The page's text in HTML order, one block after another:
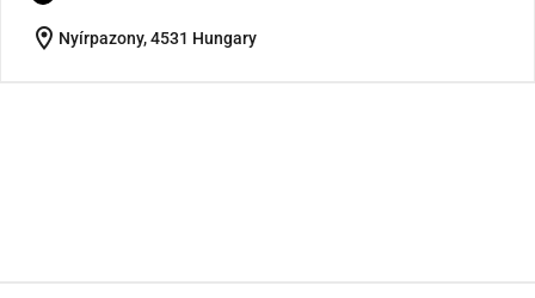
location_on Nyírpazony, 4531 Hungary